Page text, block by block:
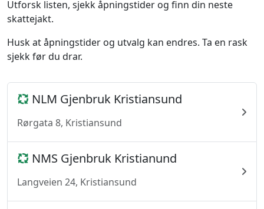
Utforsk listen, sjekk åpningstider og finn din neste
skattejakt.
Husk at åpningstider og utvalg kan endres. Ta en rask
sjekk før du drar.
NLM Gjenbruk Kristiansund
Rørgata 8, Kristiansund
NMS Gjenbruk Kristianund
Langveien 24, Kristiansund